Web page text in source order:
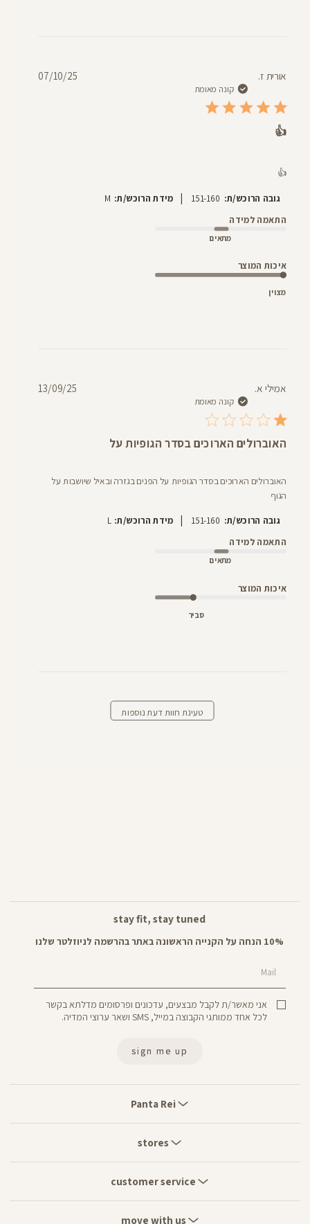
אורית ז.
קונה מאומת
👍
👍
גובה הרוכש/ת: 151-160
| מידת הרוכש/ת: M
התאמה למידה
מתאים
איכות המוצר
מצוין
תאריך07/10/25
אמילי א.
קונה מאומת
האוברולים הארוכים בסדר הגופיות על
האוברולים הארוכים בסדר הגופיות על הפנים בגזרה ובאיל שיושבות על
הגוף
גובה הרוכש/ת: 151-160
| מידת הרוכש/ת: L
התאמה למידה
מתאים
איכות המוצר
סביר
13/09/25
טעינת חוות דעת נוספות
Rei
Panta Rei
stores
with
service
customer service
stay fit, stay tuned
10% הנחה על הקנייה הראשונה באתר בהרשמה לניוזלטר שלנו
Mail
אני מאשר/ת לקבל מבצעים, עדכונים ופרסומים מדלתא בקשר
לכל אחד ממותגי הקבוצה במייל, SMS ושאר ערוצי המדיה.
sign me up